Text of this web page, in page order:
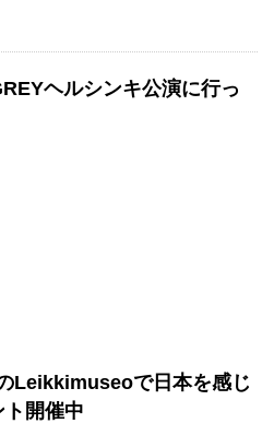
ヘルシンキ公演に行っ
Leikkimuseoで日本を感じ
ト開催中